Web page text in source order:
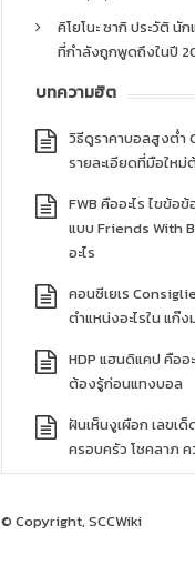
คิโยโนะ ซากิ ประวัติ
ที่กำลังถูกพูดถึงในปี
บทความฮิต
วิธีดูราคาบอลสูงต่ำ
รายละเอียดที่มือให
FWB คืออะไร ไขข้อ
แบบ Friends With
อะไร
คอนซีเยเร
ตำแหน่งอะไรใน แก๊ง
HDP แฮนดิแคป คืออ
ต้องรู้ก่อนแทงบอล
ฝันเห็นงูเผือก เลขเด็
ครอบครัว โชคลาภ ค
© Copyright, SCCWiki